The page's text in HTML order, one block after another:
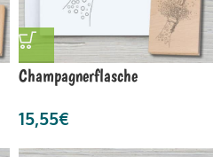
Champagnerflasche
15,55€